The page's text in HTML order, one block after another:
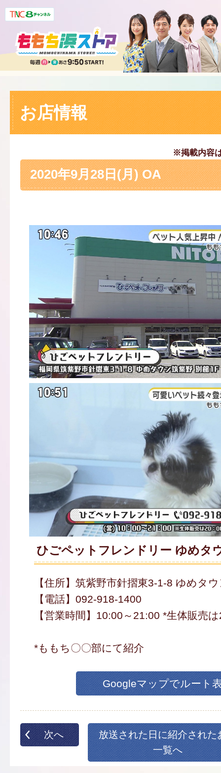
お店情報
※掲載内容
2020年9月28日(月) OA
ひごペットフレンドリー ゆめタ
【住所】筑紫野市針摺東3-1-8 ゆめタ
【電話】092-918-1400
【営業時間】10:00～21:00 *生体販売
*ももち〇〇部にて紹介
Googleマップでルート
次へ
放送された日に紹介された
一覧へ